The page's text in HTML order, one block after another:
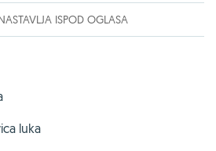
ISPOD OGLASA
luka